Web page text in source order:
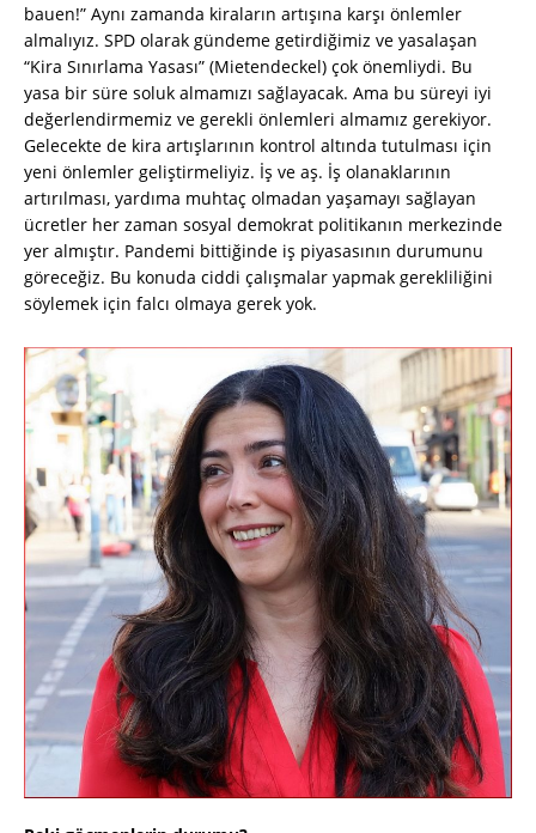
bauen!” Aynı zamanda kiraların artışına karşı önlemler
almalıyız. SPD olarak gündeme getirdiğimiz ve yasalaşan
“Kira Sınırlama Yasası” (Mietendeckel) çok önemliydi. Bu
yasa bir süre soluk almamızı sağlayacak. Ama bu süreyi iyi
değerlendirmemiz ve gerekli önlemleri almamız gerekiyor.
Gelecekte de kira artışlarının kontrol altında tutulması için
yeni önlemler geliştirmeliyiz. İş ve aş. İş olanaklarının
artırılması, yardıma muhtaç olmadan yaşamayı sağlayan
ücretler her zaman sosyal demokrat politikanın merkezinde
yer almıştır. Pandemi bittiğinde iş piyasasının durumunu
göreceğiz. Bu konuda ciddi çalışmalar yapmak gerekliliğini
söylemek için falcı olmaya gerek yok.